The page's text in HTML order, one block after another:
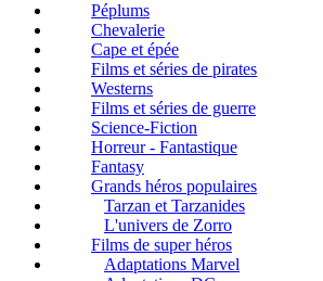
Péplums
Chevalerie
Cape et épée
Films et séries de pirates
Westerns
Films et séries de guerre
Science-Fiction
Horreur - Fantastique
Fantasy
Grands héros populaires
Tarzan et Tarzanides
L'univers de Zorro
Films de super héros
Adaptations Marvel